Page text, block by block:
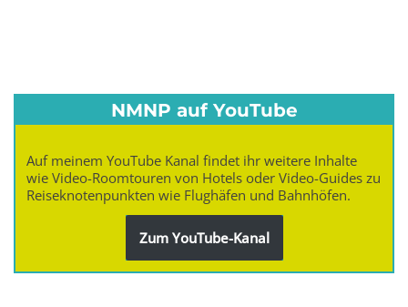
NMNP auf YouTube
Auf meinem YouTube Kanal findet ihr weitere Inhalte
wie Video-Roomtouren von Hotels oder Video-Guides zu
Reiseknotenpunkten wie Flughäfen und Bahnhöfen.
Zum YouTube-Kanal